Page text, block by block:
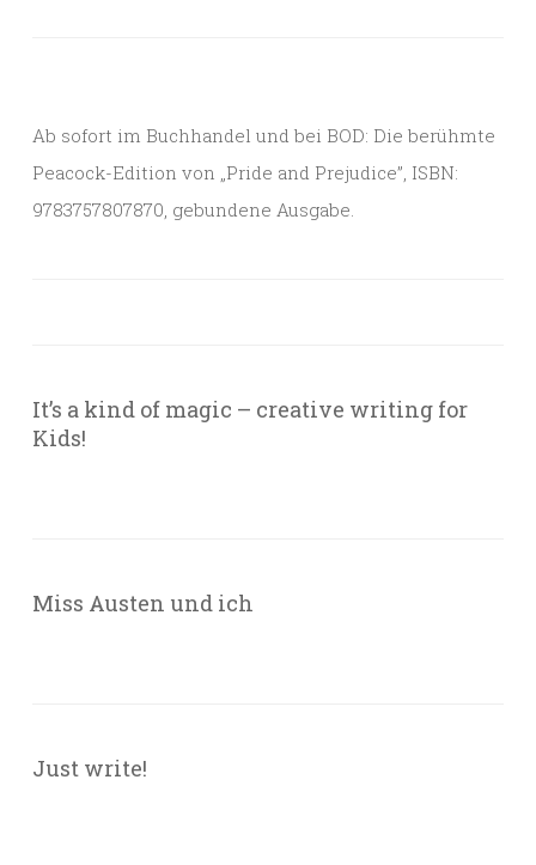
Ab sofort im Buchhandel und bei BOD: Die berühmte
Peacock-Edition von „Pride and Prejudice”, ISBN:
9783757807870, gebundene Ausgabe.
It’s a kind of magic – creative writing for
Kids!
Miss Austen und ich
Just write!